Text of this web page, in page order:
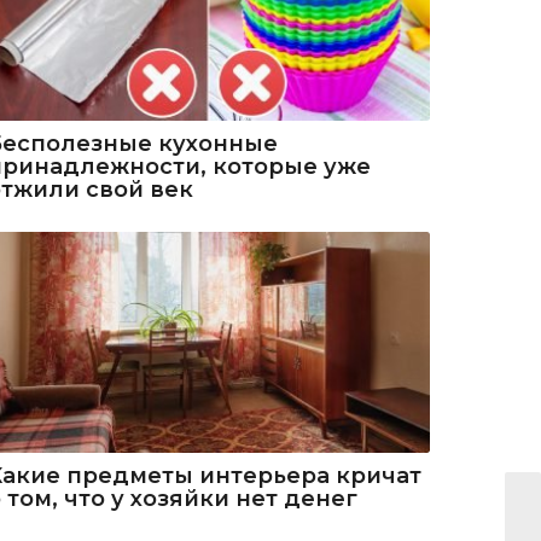
кухонные
которые уже
свой век
предметы интерьера кричат
том, что у хозяйки нет денег